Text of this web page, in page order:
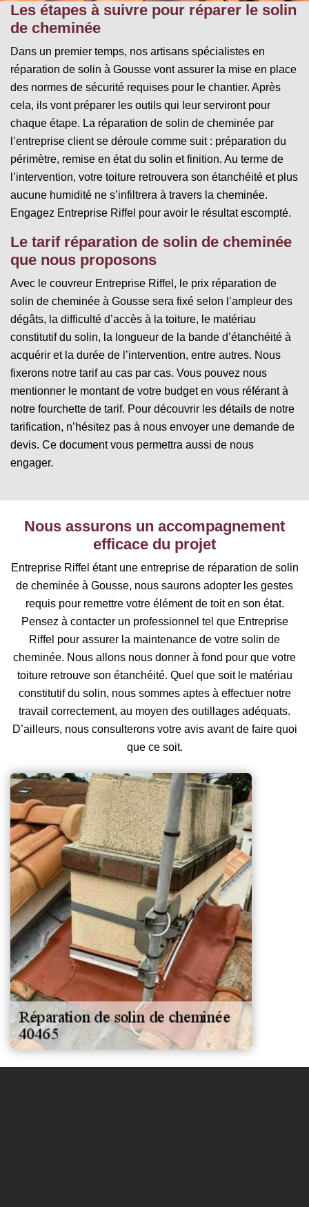
Les étapes à suivre pour réparer le solin
de cheminée
Dans un premier temps, nos artisans spécialistes en
réparation de solin à Gousse vont assurer la mise en place
des normes de sécurité requises pour le chantier. Après
cela, ils vont préparer les outils qui leur serviront pour
chaque étape. La réparation de solin de cheminée par
l’entreprise client se déroule comme suit : préparation du
périmètre, remise en état du solin et finition. Au terme de
l’intervention, votre toiture retrouvera son étanchéité et plus
aucune humidité ne s’infiltrera à travers la cheminée.
Engagez Entreprise Riffel pour avoir le résultat escompté.
Le tarif réparation de solin de cheminée
que nous proposons
Avec le couvreur Entreprise Riffel, le prix réparation de
solin de cheminée à Gousse sera fixé selon l’ampleur des
dégâts, la difficulté d’accès à la toiture, le matériau
constitutif du solin, la longueur de la bande d’étanchéité à
acquérir et la durée de l’intervention, entre autres. Nous
fixerons notre tarif au cas par cas. Vous pouvez nous
mentionner le montant de votre budget en vous référant à
notre fourchette de tarif. Pour découvrir les détails de notre
tarification, n’hésitez pas à nous envoyer une demande de
devis. Ce document vous permettra aussi de nous
engager.
Nous assurons un accompagnement
efficace du projet
Entreprise Riffel étant une entreprise de réparation de solin
de cheminée à Gousse, nous saurons adopter les gestes
requis pour remettre votre élément de toit en son état.
Pensez à contacter un professionnel tel que Entreprise
Riffel pour assurer la maintenance de votre solin de
cheminée. Nous allons nous donner à fond pour que votre
toiture retrouve son étanchéité. Quel que soit le matériau
constitutif du solin, nous sommes aptes à effectuer notre
travail correctement, au moyen des outillages adéquats.
D’ailleurs, nous consulterons votre avis avant de faire quoi
que ce soit.